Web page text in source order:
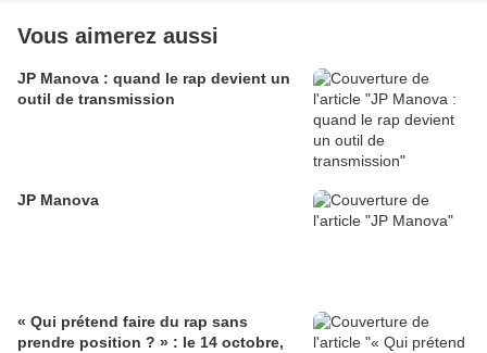
Vous aimerez aussi
JP Manova : quand le rap devient un
outil de transmission
JP Manova
« Qui prétend faire du rap sans
prendre position ? » : le 14 octobre,